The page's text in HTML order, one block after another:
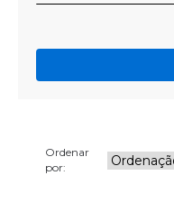
Ordenar
por: